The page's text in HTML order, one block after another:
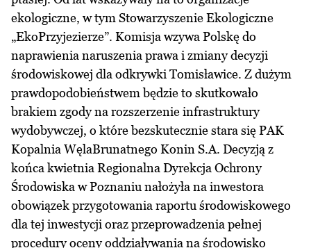
ekologiczne, w tym Stowarzyszenie Ekologiczne
„EkoPrzyjezierze”. Komisja wzywa Polskę do
naprawienia naruszenia prawa i zmiany decyzji
środowiskowej dla odkrywki Tomisławice. Z dużym
prawdopodobieństwem będzie to skutkowało
brakiem zgody na rozszerzenie infrastruktury
wydobywczej, o które bezskutecznie stara się PAK
Kopalnia WęlaBrunatnego Konin S.A. Decyzją z
końca kwietnia Regionalna Dyrekcja Ochrony
Środowiska w Poznaniu nałożyła na inwestora
obowiązek przygotowania raportu środowiskowego
dla tej inwestycji oraz przeprowadzenia pełnej
procedury oceny oddziaływania na środowisko